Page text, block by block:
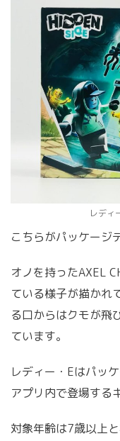
レディ
こちらがパッケージ
オノを持ったAXEL
ている様子が描かれ
る口からはクモが飛
ています。
レディー・Eはパッ
アプリ内で登場する
対象年齢は7歳以上